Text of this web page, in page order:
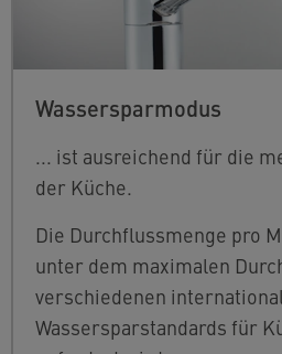
Wassersparmodus
... ist ausreichend für die
der Küche.
Die Durchflussmenge pro
unter dem maximalen
verschiedenen
Wassersparstandards für